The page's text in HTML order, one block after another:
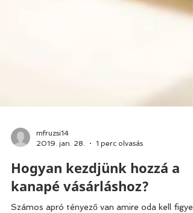
2019. jan. 28.
1 perc olvasás
Hogyan kezdjünk hozzá a
kanapé vásárláshoz?